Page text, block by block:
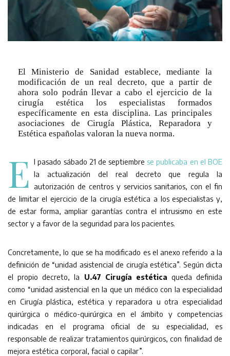
El Ministerio de Sanidad establece, mediante la
modificación de un real decreto, que a partir de
ahora solo podrán llevar a cabo el ejercicio de la
cirugía estética los especialistas formados
específicamente en esta disciplina. Las principales
asociaciones de Cirugía Plástica, Reparadora y
Estética españolas valoran la nueva norma.
E l pasado sábado 21 de septiembre se publicaba en el BOE
la actualización del real decreto que regula la
autorización de centros y servicios sanitarios, con el fin
de limitar el ejercicio de la cirugía estética a los especialistas y,
de estar forma, ampliar garantías contra el intrusismo en este
sector y a favor de la seguridad para los pacientes.
Concretamente, lo que se ha modificado es el anexo referido a la
definición de “unidad asistencial de cirugía estética”. Según dicta
el propio decreto, la U.47 Cirugía estética queda definida
como “unidad asistencial en la que un médico con la especialidad
en Cirugía plástica, estética y reparadora u otra especialidad
quirúrgica o médico-quirúrgica en el ámbito y competencias
indicadas en el programa oficial de su especialidad, es
responsable de realizar tratamientos quirúrgicos, con finalidad de
mejora estética corporal, facial o capilar”.